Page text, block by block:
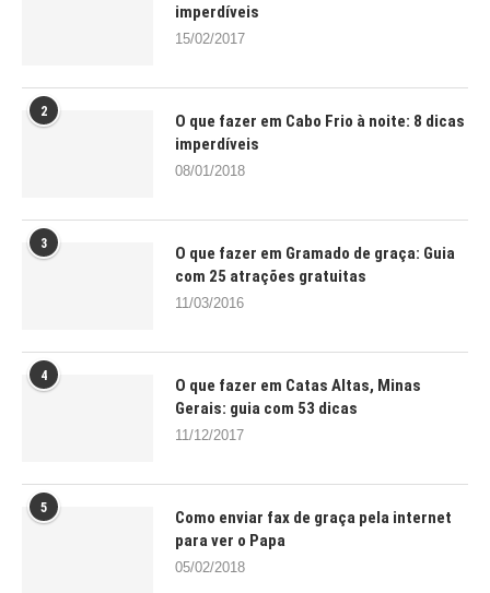
imperdíveis
15/02/2017
2
O que fazer em Cabo Frio à noite: 8 dicas
imperdíveis
08/01/2018
3
O que fazer em Gramado de graça: Guia
com 25 atrações gratuitas
11/03/2016
4
O que fazer em Catas Altas, Minas
Gerais: guia com 53 dicas
11/12/2017
5
Como enviar fax de graça pela internet
para ver o Papa
05/02/2018